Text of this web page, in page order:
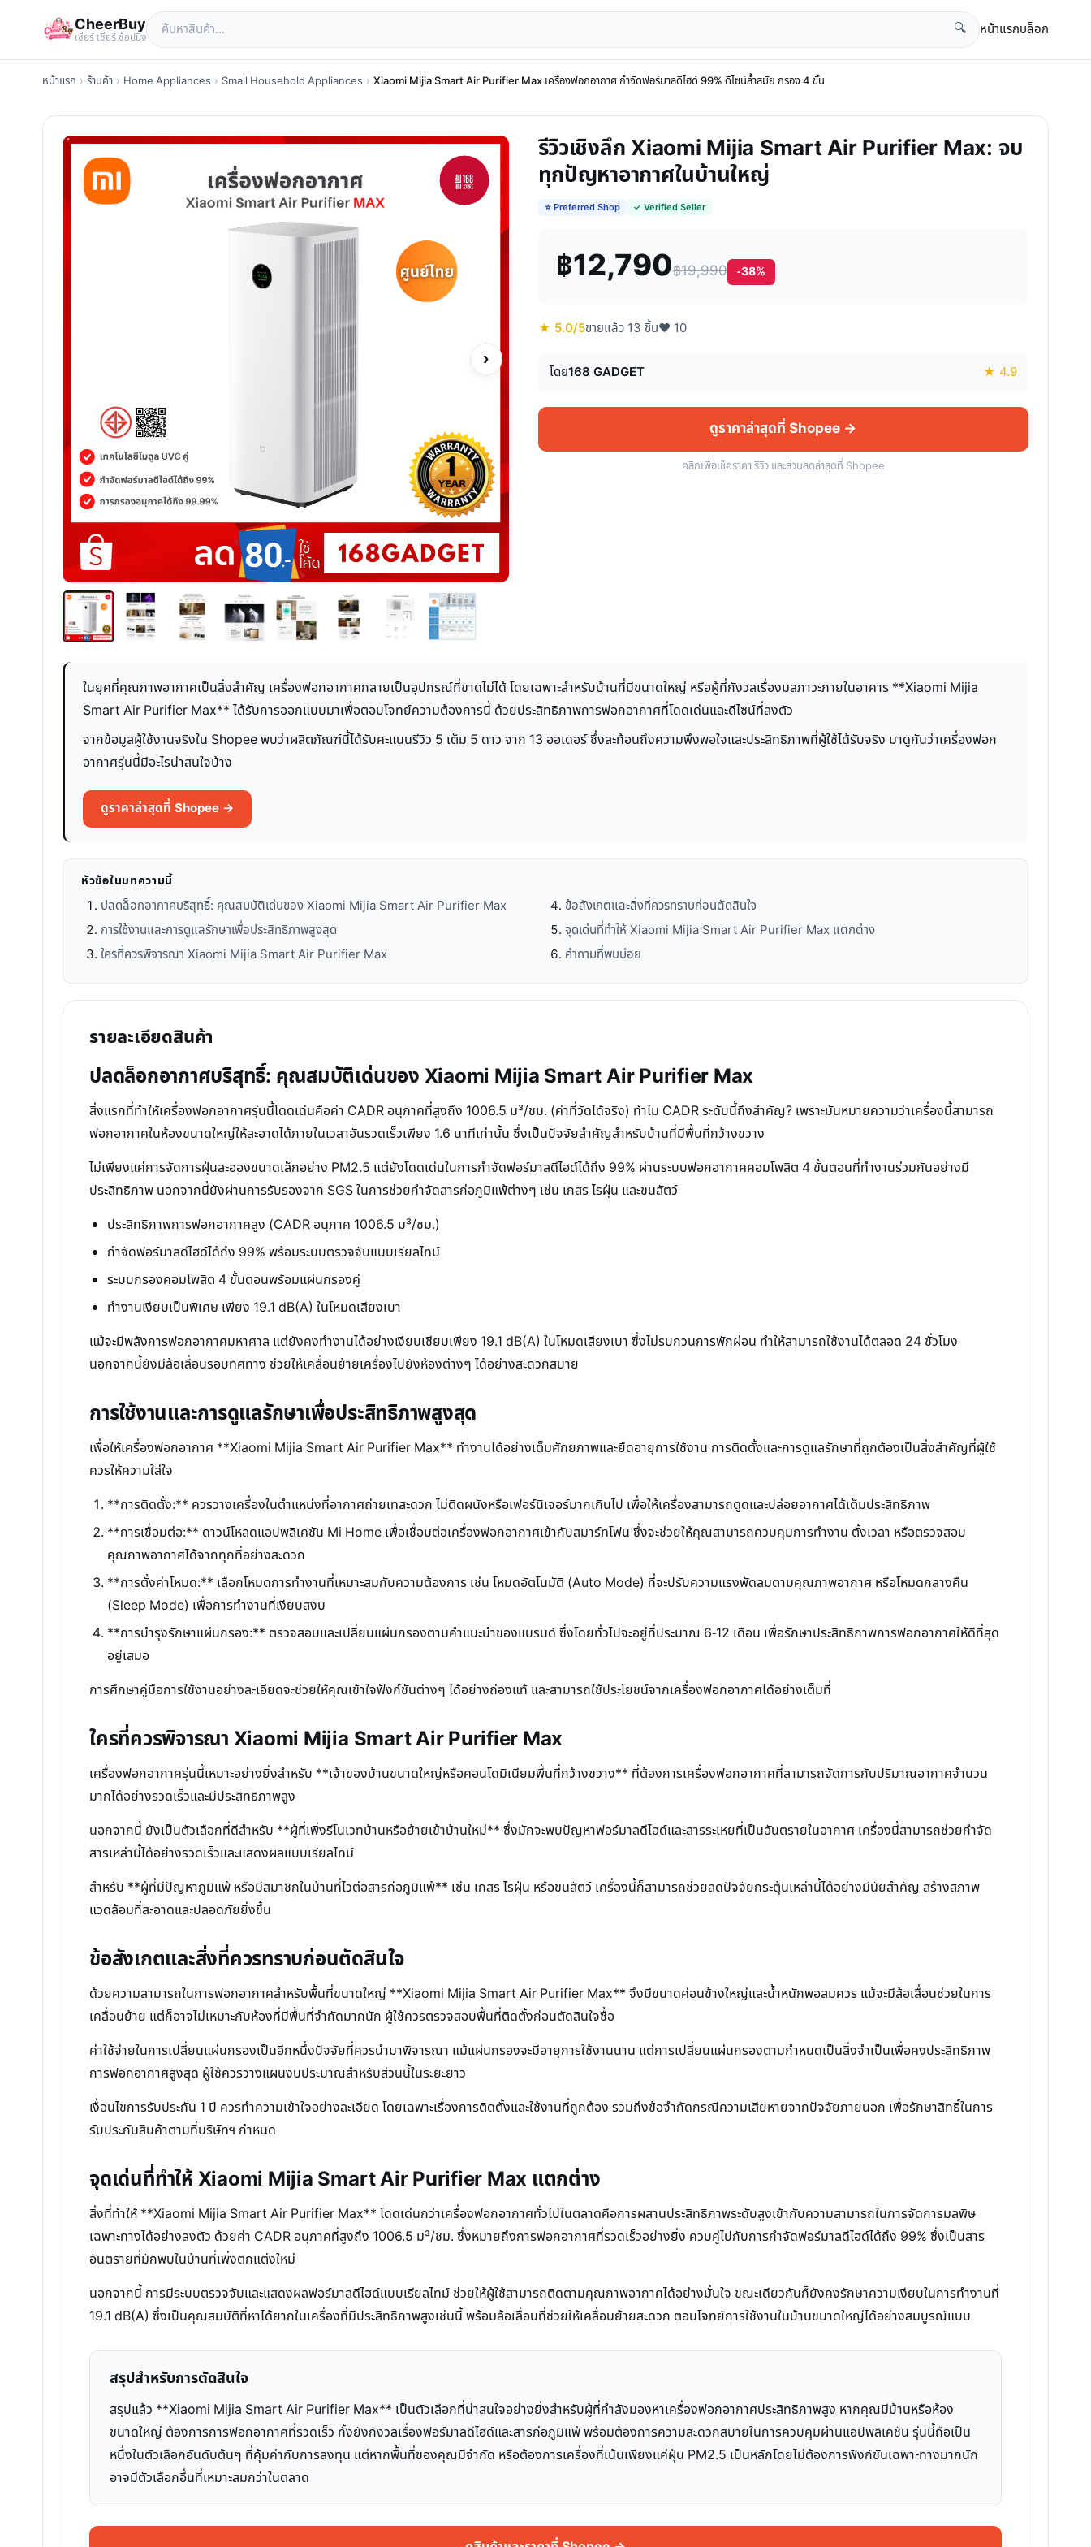
CheerBuy
เซียร์ เซียร์ ช้อปปิ้ง
🔍 หน้าแรกบล็อก
หน้าแรก › ร้านค้า › Home Appliances › Small Household Appliances › Xiaomi Mijia Smart Air Purifier Max เครื่องฟอกอากาศ กำจัดฟอร์มาลดีไฮด์ 99% ดีไซน์ล้ำสมัย กรอง 4 ขั้น
›
รีวิวเชิงลึก Xiaomi Mijia Smart Air Purifier Max: จบ
ทุกปัญหาอากาศในบ้านใหญ่
⭐ Preferred Shop ✓ Verified Seller
฿12,790฿19,990 -38%
★ 5.0/5ขายแล้ว 13 ชิ้น♥ 10
โดย168 GADGET ★ 4.9
ดูราคาล่าสุดที่ Shopee →
คลิกเพื่อเช็คราคา รีวิว และส่วนลดล่าสุดที่ Shopee
ในยุคที่คุณภาพอากาศเป็นสิ่งสำคัญ เครื่องฟอกอากาศกลายเป็นอุปกรณ์ที่ขาดไม่ได้ โดยเฉพาะสำหรับบ้านที่มีขนาดใหญ่ หรือผู้ที่กังวลเรื่องมลภาวะภายในอาคาร **Xiaomi Mijia
Smart Air Purifier Max** ได้รับการออกแบบมาเพื่อตอบโจทย์ความต้องการนี้ ด้วยประสิทธิภาพการฟอกอากาศที่โดดเด่นและดีไซน์ที่ลงตัว
จากข้อมูลผู้ใช้งานจริงใน Shopee พบว่าผลิตภัณฑ์นี้ได้รับคะแนนรีวิว 5 เต็ม 5 ดาว จาก 13 ออเดอร์ ซึ่งสะท้อนถึงความพึงพอใจและประสิทธิภาพที่ผู้ใช้ได้รับจริง มาดูกันว่าเครื่องฟอก
อากาศรุ่นนี้มีอะไรน่าสนใจบ้าง
ดูราคาล่าสุดที่ Shopee →
หัวข้อในบทความนี้
ปลดล็อกอากาศบริสุทธิ์: คุณสมบัติเด่นของ Xiaomi Mijia Smart Air Purifier Max
การใช้งานและการดูแลรักษาเพื่อประสิทธิภาพสูงสุด
ใครที่ควรพิจารณา Xiaomi Mijia Smart Air Purifier Max
ข้อสังเกตและสิ่งที่ควรทราบก่อนตัดสินใจ
จุดเด่นที่ทำให้ Xiaomi Mijia Smart Air Purifier Max แตกต่าง
คำถามที่พบบ่อย
รายละเอียดสินค้า
ปลดล็อกอากาศบริสุทธิ์: คุณสมบัติเด่นของ Xiaomi Mijia Smart Air Purifier Max
สิ่งแรกที่ทำให้เครื่องฟอกอากาศรุ่นนี้โดดเด่นคือค่า CADR อนุภาคที่สูงถึง 1006.5 ม³/ชม. (ค่าที่วัดได้จริง) ทำไม CADR ระดับนี้ถึงสำคัญ? เพราะมันหมายความว่าเครื่องนี้สามารถ
ฟอกอากาศในห้องขนาดใหญ่ให้สะอาดได้ภายในเวลาอันรวดเร็วเพียง 1.6 นาทีเท่านั้น ซึ่งเป็นปัจจัยสำคัญสำหรับบ้านที่มีพื้นที่กว้างขวาง
ไม่เพียงแค่การจัดการฝุ่นละอองขนาดเล็กอย่าง PM2.5 แต่ยังโดดเด่นในการกำจัดฟอร์มาลดีไฮด์ได้ถึง 99% ผ่านระบบฟอกอากาศคอมโพสิต 4 ขั้นตอนที่ทำงานร่วมกันอย่างมี
ประสิทธิภาพ นอกจากนี้ยังผ่านการรับรองจาก SGS ในการช่วยกำจัดสารก่อภูมิแพ้ต่างๆ เช่น เกสร ไรฝุ่น และขนสัตว์
ประสิทธิภาพการฟอกอากาศสูง (CADR อนุภาค 1006.5 ม³/ชม.)
กำจัดฟอร์มาลดีไฮด์ได้ถึง 99% พร้อมระบบตรวจจับแบบเรียลไทม์
ระบบกรองคอมโพสิต 4 ขั้นตอนพร้อมแผ่นกรองคู่
ทำงานเงียบเป็นพิเศษ เพียง 19.1 dB(A) ในโหมดเสียงเบา
แม้จะมีพลังการฟอกอากาศมหาศาล แต่ยังคงทำงานได้อย่างเงียบเชียบเพียง 19.1 dB(A) ในโหมดเสียงเบา ซึ่งไม่รบกวนการพักผ่อน ทำให้สามารถใช้งานได้ตลอด 24 ชั่วโมง
นอกจากนี้ยังมีล้อเลื่อนรอบทิศทาง ช่วยให้เคลื่อนย้ายเครื่องไปยังห้องต่างๆ ได้อย่างสะดวกสบาย
การใช้งานและการดูแลรักษาเพื่อประสิทธิภาพสูงสุด
เพื่อให้เครื่องฟอกอากาศ **Xiaomi Mijia Smart Air Purifier Max** ทำงานได้อย่างเต็มศักยภาพและยืดอายุการใช้งาน การติดตั้งและการดูแลรักษาที่ถูกต้องเป็นสิ่งสำคัญที่ผู้ใช้
ควรให้ความใส่ใจ
**การติดตั้ง:** ควรวางเครื่องในตำแหน่งที่อากาศถ่ายเทสะดวก ไม่ติดผนังหรือเฟอร์นิเจอร์มากเกินไป เพื่อให้เครื่องสามารถดูดและปล่อยอากาศได้เต็มประสิทธิภาพ
**การเชื่อมต่อ:** ดาวน์โหลดแอปพลิเคชัน Mi Home เพื่อเชื่อมต่อเครื่องฟอกอากาศเข้ากับสมาร์ทโฟน ซึ่งจะช่วยให้คุณสามารถควบคุมการทำงาน ตั้งเวลา หรือตรวจสอบ
คุณภาพอากาศได้จากทุกที่อย่างสะดวก
**การตั้งค่าโหมด:** เลือกโหมดการทำงานที่เหมาะสมกับความต้องการ เช่น โหมดอัตโนมัติ (Auto Mode) ที่จะปรับความแรงพัดลมตามคุณภาพอากาศ หรือโหมดกลางคืน
(Sleep Mode) เพื่อการทำงานที่เงียบสงบ
**การบำรุงรักษาแผ่นกรอง:** ตรวจสอบและเปลี่ยนแผ่นกรองตามคำแนะนำของแบรนด์ ซึ่งโดยทั่วไปจะอยู่ที่ประมาณ 6-12 เดือน เพื่อรักษาประสิทธิภาพการฟอกอากาศให้ดีที่สุด
อยู่เสมอ
การศึกษาคู่มือการใช้งานอย่างละเอียดจะช่วยให้คุณเข้าใจฟังก์ชันต่างๆ ได้อย่างถ่องแท้ และสามารถใช้ประโยชน์จากเครื่องฟอกอากาศได้อย่างเต็มที่
ใครที่ควรพิจารณา Xiaomi Mijia Smart Air Purifier Max
เครื่องฟอกอากาศรุ่นนี้เหมาะอย่างยิ่งสำหรับ **เจ้าของบ้านขนาดใหญ่หรือคอนโดมิเนียมพื้นที่กว้างขวาง** ที่ต้องการเครื่องฟอกอากาศที่สามารถจัดการกับปริมาณอากาศจำนวน
มากได้อย่างรวดเร็วและมีประสิทธิภาพสูง
นอกจากนี้ ยังเป็นตัวเลือกที่ดีสำหรับ **ผู้ที่เพิ่งรีโนเวทบ้านหรือย้ายเข้าบ้านใหม่** ซึ่งมักจะพบปัญหาฟอร์มาลดีไฮด์และสารระเหยที่เป็นอันตรายในอากาศ เครื่องนี้สามารถช่วยกำจัด
สารเหล่านี้ได้อย่างรวดเร็วและแสดงผลแบบเรียลไทม์
สำหรับ **ผู้ที่มีปัญหาภูมิแพ้ หรือมีสมาชิกในบ้านที่ไวต่อสารก่อภูมิแพ้** เช่น เกสร ไรฝุ่น หรือขนสัตว์ เครื่องนี้ก็สามารถช่วยลดปัจจัยกระตุ้นเหล่านี้ได้อย่างมีนัยสำคัญ สร้างสภาพ
แวดล้อมที่สะอาดและปลอดภัยยิ่งขึ้น
ข้อสังเกตและสิ่งที่ควรทราบก่อนตัดสินใจ
ด้วยความสามารถในการฟอกอากาศสำหรับพื้นที่ขนาดใหญ่ **Xiaomi Mijia Smart Air Purifier Max** จึงมีขนาดค่อนข้างใหญ่และน้ำหนักพอสมควร แม้จะมีล้อเลื่อนช่วยในการ
เคลื่อนย้าย แต่ก็อาจไม่เหมาะกับห้องที่มีพื้นที่จำกัดมากนัก ผู้ใช้ควรตรวจสอบพื้นที่ติดตั้งก่อนตัดสินใจซื้อ
ค่าใช้จ่ายในการเปลี่ยนแผ่นกรองเป็นอีกหนึ่งปัจจัยที่ควรนำมาพิจารณา แม้แผ่นกรองจะมีอายุการใช้งานนาน แต่การเปลี่ยนแผ่นกรองตามกำหนดเป็นสิ่งจำเป็นเพื่อคงประสิทธิภาพ
การฟอกอากาศสูงสุด ผู้ใช้ควรวางแผนงบประมาณสำหรับส่วนนี้ในระยะยาว
เงื่อนไขการรับประกัน 1 ปี ควรทำความเข้าใจอย่างละเอียด โดยเฉพาะเรื่องการติดตั้งและใช้งานที่ถูกต้อง รวมถึงข้อจำกัดกรณีความเสียหายจากปัจจัยภายนอก เพื่อรักษาสิทธิ์ในการ
รับประกันสินค้าตามที่บริษัทฯ กำหนด
จุดเด่นที่ทำให้ Xiaomi Mijia Smart Air Purifier Max แตกต่าง
สิ่งที่ทำให้ **Xiaomi Mijia Smart Air Purifier Max** โดดเด่นกว่าเครื่องฟอกอากาศทั่วไปในตลาดคือการผสานประสิทธิภาพระดับสูงเข้ากับความสามารถในการจัดการมลพิษ
เฉพาะทางได้อย่างลงตัว ด้วยค่า CADR อนุภาคที่สูงถึง 1006.5 ม³/ชม. ซึ่งหมายถึงการฟอกอากาศที่รวดเร็วอย่างยิ่ง ควบคู่ไปกับการกำจัดฟอร์มาลดีไฮด์ได้ถึง 99% ซึ่งเป็นสาร
อันตรายที่มักพบในบ้านที่เพิ่งตกแต่งใหม่
นอกจากนี้ การมีระบบตรวจจับและแสดงผลฟอร์มาลดีไฮด์แบบเรียลไทม์ ช่วยให้ผู้ใช้สามารถติดตามคุณภาพอากาศได้อย่างมั่นใจ ขณะเดียวกันก็ยังคงรักษาความเงียบในการทำงานที่
19.1 dB(A) ซึ่งเป็นคุณสมบัติที่หาได้ยากในเครื่องที่มีประสิทธิภาพสูงเช่นนี้ พร้อมล้อเลื่อนที่ช่วยให้เคลื่อนย้ายสะดวก ตอบโจทย์การใช้งานในบ้านขนาดใหญ่ได้อย่างสมบูรณ์แบบ
สรุปสำหรับการตัดสินใจ
สรุปแล้ว **Xiaomi Mijia Smart Air Purifier Max** เป็นตัวเลือกที่น่าสนใจอย่างยิ่งสำหรับผู้ที่กำลังมองหาเครื่องฟอกอากาศประสิทธิภาพสูง หากคุณมีบ้านหรือห้อง
ขนาดใหญ่ ต้องการการฟอกอากาศที่รวดเร็ว ทั้งยังกังวลเรื่องฟอร์มาลดีไฮด์และสารก่อภูมิแพ้ พร้อมต้องการความสะดวกสบายในการควบคุมผ่านแอปพลิเคชัน รุ่นนี้ถือเป็น
หนึ่งในตัวเลือกอันดับต้นๆ ที่คุ้มค่ากับการลงทุน แต่หากพื้นที่ของคุณมีจำกัด หรือต้องการเครื่องที่เน้นเพียงแค่ฝุ่น PM2.5 เป็นหลักโดยไม่ต้องการฟังก์ชันเฉพาะทางมากนัก
อาจมีตัวเลือกอื่นที่เหมาะสมกว่าในตลาด